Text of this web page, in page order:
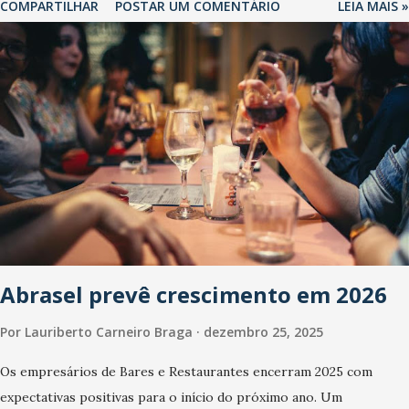
COMPARTILHAR POSTAR UM COMENTÁRIO LEIA MAIS »
Abrasel prevê crescimento em 2026
Por Lauriberto Carneiro Braga dezembro 25, 2025
Os empresários de Bares e Restaurantes encerram 2025 com
expectativas positivas para o início do próximo ano. Um